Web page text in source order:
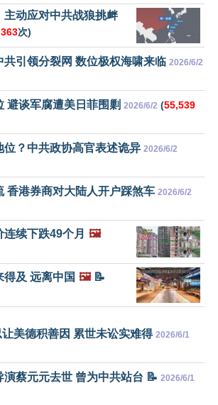
主动应对中共战狼挑衅
次)
共引领分裂网 数位极权海啸来临 2026/6/2
避谈军腐遭美日菲围剿 2026/6/2 (55,539
位？中共政协高官表述诡异 2026/6/2
香港券商对大陆人开户踩煞车 2026/6/2
续下跌49个月 🖼️
及 远离中国 🖼️📝
美德积善因 累世未讼实难得 2026/6/1
蔡元元去世 曾为中共站台 📝 2026/6/1